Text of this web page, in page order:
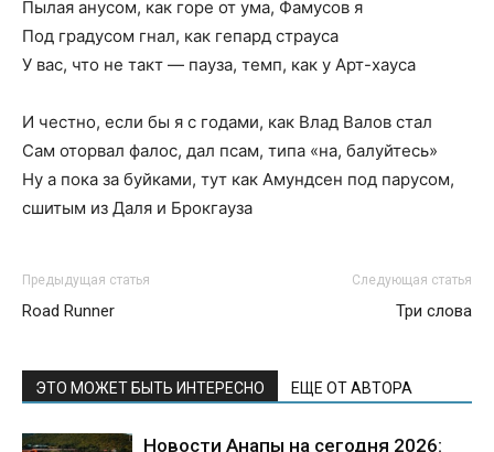
Пылая анусом, как горе от ума, Фамусов я
Под градусом гнал, как гепард страуса
У вас, что не такт — пауза, темп, как у Арт-хауса
И честно, если бы я с годами, как Влад Валов стал
Сам оторвал фалос, дал псам, типа «на, балуйтесь»
Ну а пока за буйками, тут как Амундсен под парусом,
сшитым из Даля и Брокгауза
Предыдущая статья
Road Runner
Следующая статья
Три слова
ЭТО МОЖЕТ БЫТЬ ИНТЕРЕСНО ЕЩЕ ОТ АВТОРА
Новости Анапы на сегодня 2026: